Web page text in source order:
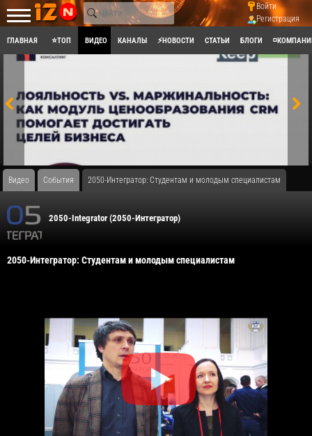
Войти
Регистрация
ГЛАВНАЯ ⭐ТОП ВИДЕО КАНАЛЫ ⚡НОВОСТИ СТАТЬИ БЛОГИ
Видео События ​2050-Интегратор: Студентам и молодым специалистам
2050-Integrator (2050-Интегратор)
​2050-Интегратор: Студентам и молодым специалистам